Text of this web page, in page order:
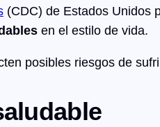
(CDC) de Estados Unidos
en el estilo de vida.
posibles riesgos de